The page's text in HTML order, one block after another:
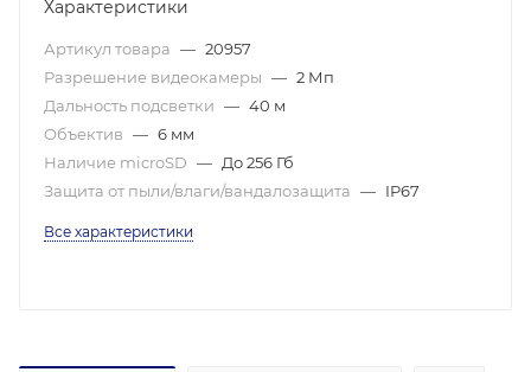
Характеристики
Артикул товара — 20957
Разрешение видеокамеры — 2 Мп
Дальность подсветки — 40 м
Объектив — 6 мм
Наличие microSD — До 256 Гб
Защита от пыли/влаги/вандалозащита — IP67
Все характеристики